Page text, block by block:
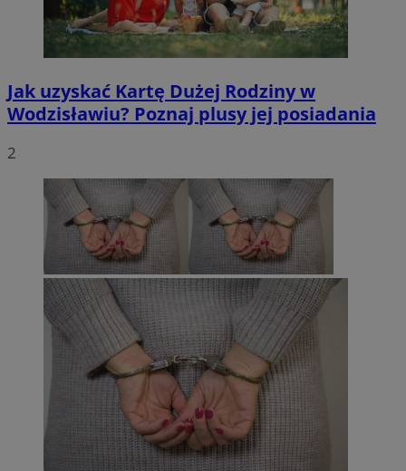
Jak uzyskać Kartę Dużej Rodziny w
Wodzisławiu? Poznaj plusy jej posiadania
2